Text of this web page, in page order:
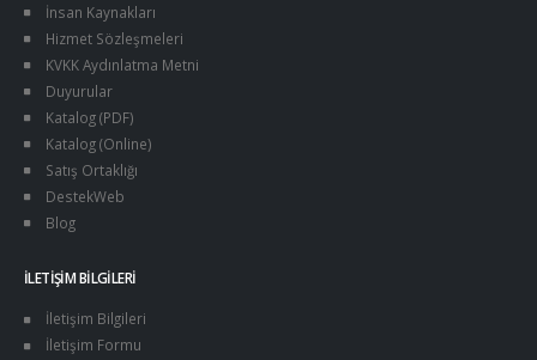
İnsan Kaynakları
Hizmet Sözleşmeleri
KVKK Aydınlatma Metni
Duyurular
Katalog (PDF)
Katalog (Online)
Satış Ortaklığı
DestekWeb
Blog
İLETIŞIM BILGILERI
İletişim Bilgileri
İletişim Formu